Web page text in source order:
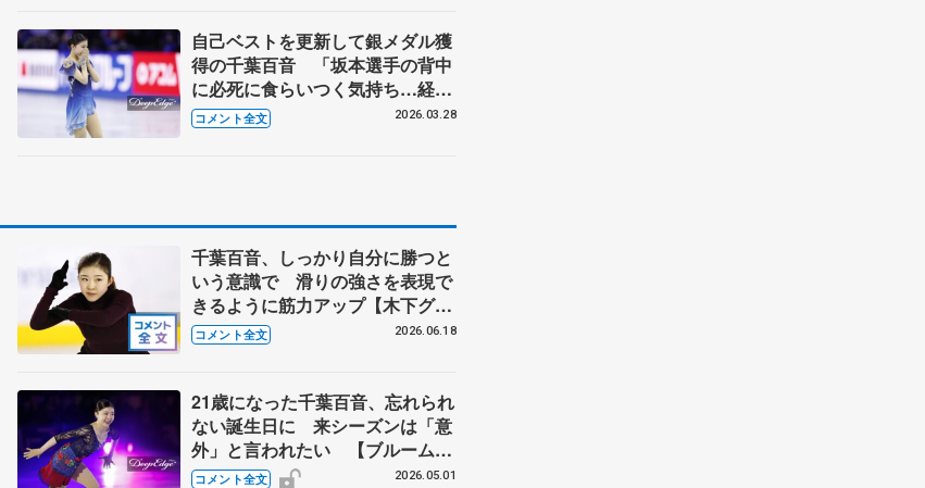
自己ベストを更新して銀メダル獲
得の千葉百音 「坂本選手の背中
に必死に食らいつく気持ち…経験
を濃縮して出し切れた」【世界フ
ィギュア女子フリー】
コメント全文 2026.03.28
千葉百音、しっかり自分に勝つと
いう意識で 滑りの強さを表現で
きるように筋力アップ【木下グル
ープ/アカデミー練習公開】
コメント全文 2026.06.18
21歳になった千葉百音、忘れられ
ない誕生日に 来シーズンは「意
外」と言われたい 【ブルームオ
ンアイス】
コメント全文 2026.05.01